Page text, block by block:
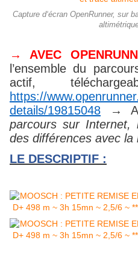
Capture d‘écran OpenRunner, sur
→ AVEC
l’ensemble du
actif,
https://
details/19815048 → A
parcours sur Internet,
des différences avec la
LE DESCRIPTIF :